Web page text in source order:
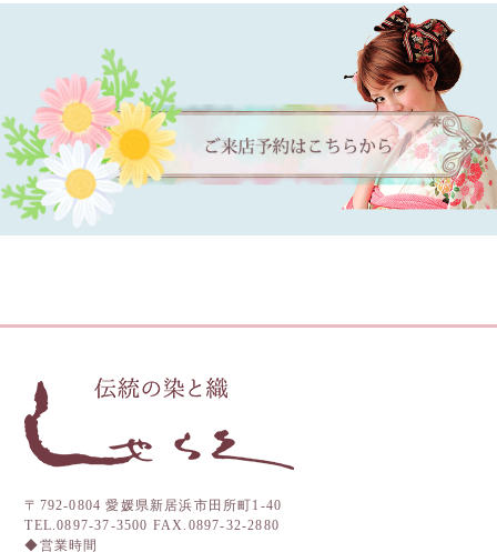
〒792-0804 愛媛県新居浜市田所町1-40
TEL.0897-37-3500 FAX.0897-32-2880
◆営業時間